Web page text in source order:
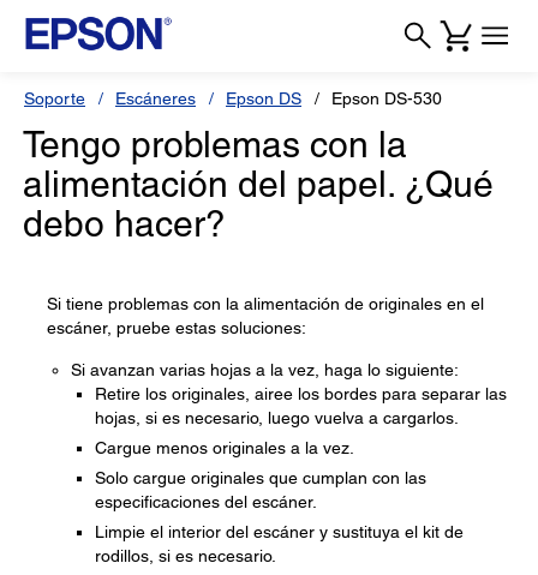
Soporte Escáneres Epson DS Epson DS-530
Tengo problemas con la
alimentación del papel. ¿Qué
debo hacer?
Si tiene problemas con la alimentación de originales en el
escáner, pruebe estas soluciones:
Si avanzan varias hojas a la vez, haga lo siguiente:
Retire los originales, airee los bordes para separar las
hojas, si es necesario, luego vuelva a cargarlos.
Cargue menos originales a la vez.
Solo cargue originales que cumplan con las
especificaciones del escáner.
Limpie el interior del escáner y sustituya el kit de
rodillos, si es necesario.